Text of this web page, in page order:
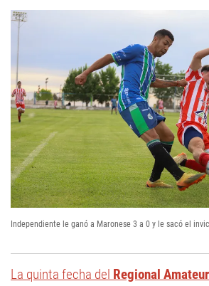
Independiente le ganó a Maronese 3 a 0 y le sacó el
La quinta fecha del Regional Amateur